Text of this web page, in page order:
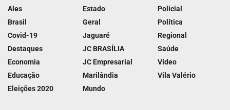
Ales
Brasil
Covid-19
Destaques
Economia
Educação
Eleições 2020
Estado
Geral
Jaguaré
JC BRASÍLIA
JC Empresarial
Marilândia
Mundo
Policial
Política
Regional
Saúde
Vídeo
Vila Valério